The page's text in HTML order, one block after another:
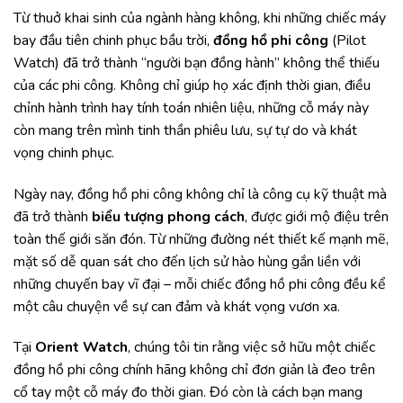
3.5. 5. Alpina Alpiner Manufacture AL-710KM4E6
3.6. 6. Laco BASIC Aachen 39
3.7. 7. IWC Pilot’s Watch TOP GUN
3.8. 8. AVIATEUR Pro Pilot Infantry Blue
3.9. 9. Bauhaus Aviation 27625 Flight Control
3.10. 10. AVI-8 Hawker Hunter Retrograde
Chronograph
Từ thuở khai sinh của ngành hàng không, khi những chiếc máy
bay đầu tiên chinh phục bầu trời, đồng hồ phi công (Pilot
Watch) đã trở thành “người bạn đồng hành” không thể thiếu
của các phi công. Không chỉ giúp họ xác định thời gian, điều
chỉnh hành trình hay tính toán nhiên liệu, những cỗ máy này
còn mang trên mình tinh thần phiêu lưu, sự tự do và khát
vọng chinh phục.
Ngày nay, đồng hồ phi công không chỉ là công cụ kỹ thuật mà
đã trở thành biểu tượng phong cách, được giới mộ điệu trên
toàn thế giới săn đón. Từ những đường nét thiết kế mạnh mẽ,
mặt số dễ quan sát cho đến lịch sử hào hùng gắn liền với
những chuyến bay vĩ đại – mỗi chiếc đồng hồ phi công đều kể
một câu chuyện về sự can đảm và khát vọng vươn xa.
Tại Orient Watch, chúng tôi tin rằng việc sở hữu một chiếc
đồng hồ phi công chính hãng không chỉ đơn giản là đeo trên
cổ tay một cỗ máy đo thời gian. Đó còn là cách bạn mang